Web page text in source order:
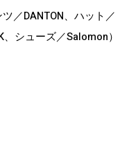
／DANTON、ハット／
、シューズ／Salomon）